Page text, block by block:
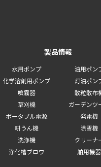
製品情報
水用ポンプ
油用ポン
化学溶剤用ポンプ
灯油ポン
噴霧器
散粒散布
草刈機
ガーデンツ
ポータブル電源
発電機
耕うん機
除雪機
洗浄機
クリーナ
浄化槽ブロワ
舶用機器